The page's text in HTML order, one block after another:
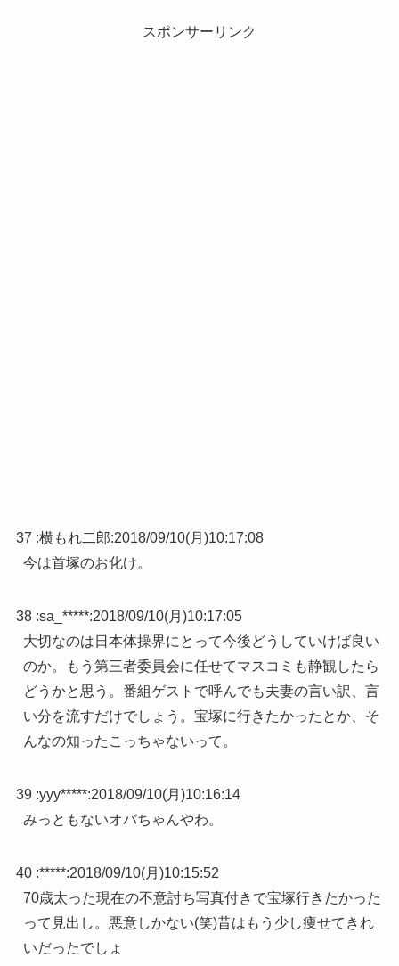
スポンサーリンク
37 :横もれ二郎:2018/09/10(月)10:17:08
今は首塚のお化け。
38 :sa_*****:2018/09/10(月)10:17:05
大切なのは日本体操界にとって今後どうしていけば良い
のか。もう第三者委員会に任せてマスコミも静観したら
どうかと思う。番組ゲストで呼んでも夫妻の言い訳、言
い分を流すだけでしょう。宝塚に行きたかったとか、そ
んなの知ったこっちゃないって。
39 :yyy*****:2018/09/10(月)10:16:14
みっともないオバちゃんやわ。
40 :*****:2018/09/10(月)10:15:52
70歳太った現在の不意討ち写真付きで宝塚行きたかった
って見出し。悪意しかない(笑)昔はもう少し痩せてきれ
いだったでしょ